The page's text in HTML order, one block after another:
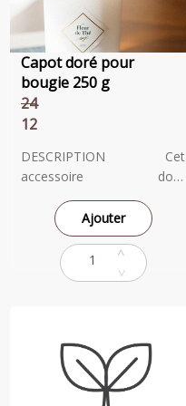
Capot doré pour
bougie 250 g
24
12
DESCRIPTION Cet
accessoire doré
élégamment gravé du logo
My Jolie Candle peut être
utilisé comme capot ou
comme socle pour votre
bougie 3 mèches. Parfait
décoration. UTILISATION
Couvrir votre bougie avec le
capot après avoir éteint la
Ajouter